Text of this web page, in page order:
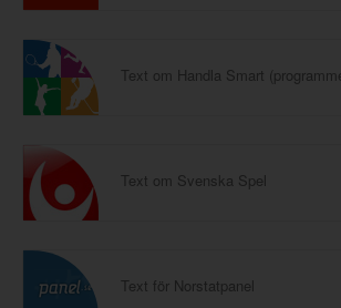
Text om Handla Smart
Text om Svenska Spel
Text för Norstatpanel